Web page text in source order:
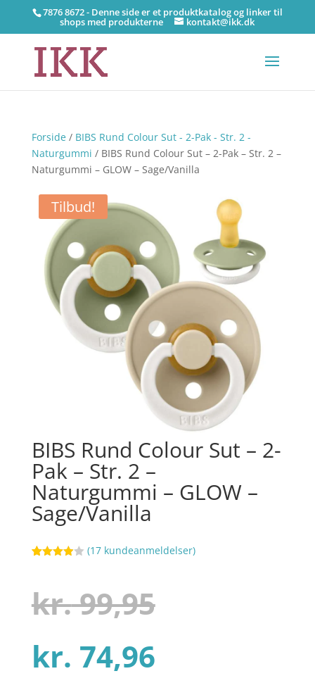
7876 8672 - Denne side er et produktkatalog og linker til
shops med produkterne kontakt@ikk.dk
Forside/ BIBS Rund Colour Sut - 2-Pak - Str. 2 -
Naturgummi / BIBS Rund Colour Sut – 2-Pak – Str. 2 –
Naturgummi – GLOW – Sage/Vanilla
Tilbud!
BIBS Rund Colour Sut – 2-
Pak – Str. 2 –
Naturgummi – GLOW –
Sage/Vanilla
baseret
på
kundebed
(17 kundeanmeldelser)
kr.99,95
kr. 74,96Den